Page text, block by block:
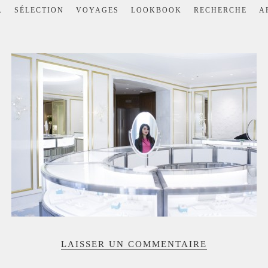
SÉLECTION VOYAGES LOOKBOOK RECHERCHE
LAISSER UN COMMENTAIRE